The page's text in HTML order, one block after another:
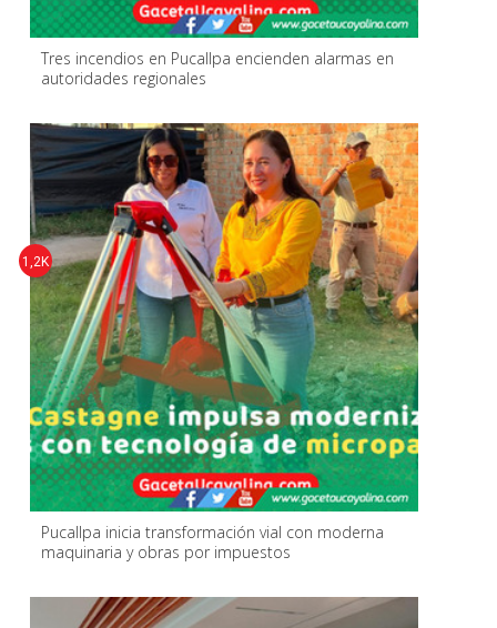
Tres incendios en Pucallpa encienden alarmas en
autoridades regionales
Pucallpa inicia transformación vial con moderna
maquinaria y obras por impuestos
1,2K